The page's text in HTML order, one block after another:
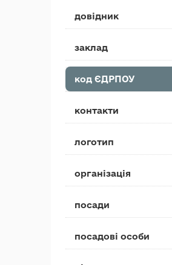
довідник
заклад
код ЄДРПОУ
контакти
логотип
організація
посади
посадові особи